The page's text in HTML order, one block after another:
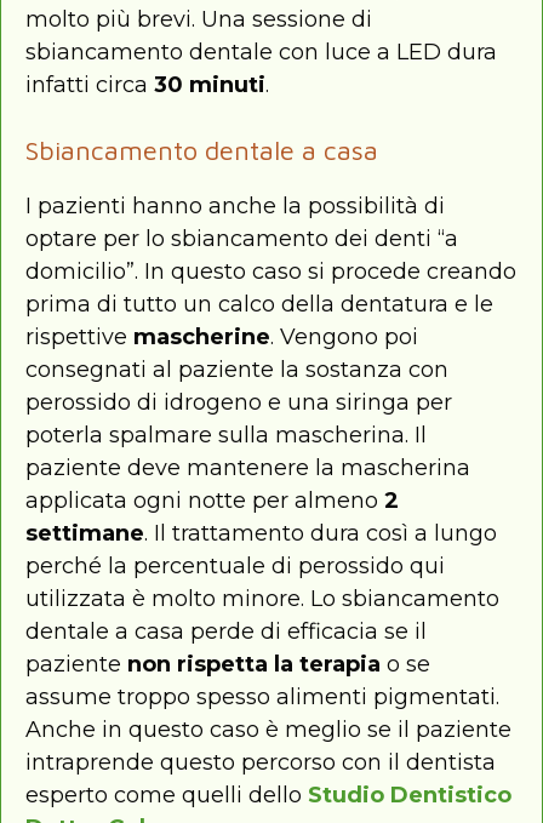
molto più brevi. Una sessione di
sbiancamento dentale con luce a LED dura
infatti circa 30 minuti.
Sbiancamento dentale a casa
I pazienti hanno anche la possibilità di
optare per lo sbiancamento dei denti “a
domicilio”. In questo caso si procede creando
prima di tutto un calco della dentatura e le
rispettive mascherine. Vengono poi
consegnati al paziente la sostanza con
perossido di idrogeno e una siringa per
poterla spalmare sulla mascherina. Il
paziente deve mantenere la mascherina
applicata ogni notte per almeno 2
settimane. Il trattamento dura così a lungo
perché la percentuale di perossido qui
utilizzata è molto minore. Lo sbiancamento
dentale a casa perde di efficacia se il
paziente non rispetta la terapia o se
assume troppo spesso alimenti pigmentati.
Anche in questo caso è meglio se il paziente
intraprende questo percorso con il dentista
esperto come quelli dello Studio Dentistico